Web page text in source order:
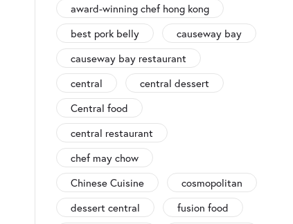
award-winning chef hong kong
best pork belly
causeway bay
causeway bay restaurant
central
central dessert
Central food
central restaurant
chef may chow
Chinese Cuisine
cosmopolitan
dessert central
fusion food